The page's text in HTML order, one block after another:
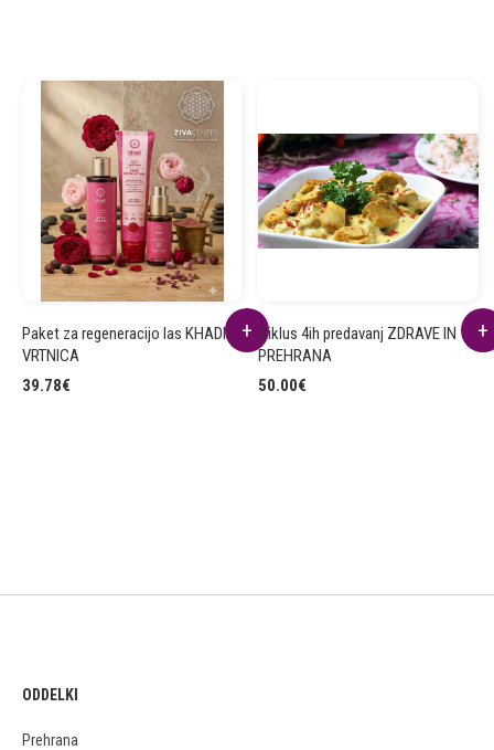
Paket za regeneracijo las KHADI
VRTNICA
39.78€
Ciklus 4ih predavanj ZDRAVE IN
PREHRANA
50.00€
ODDELKI
Prehrana